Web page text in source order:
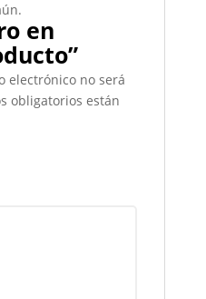
en
electrónico no será
obligatorios están